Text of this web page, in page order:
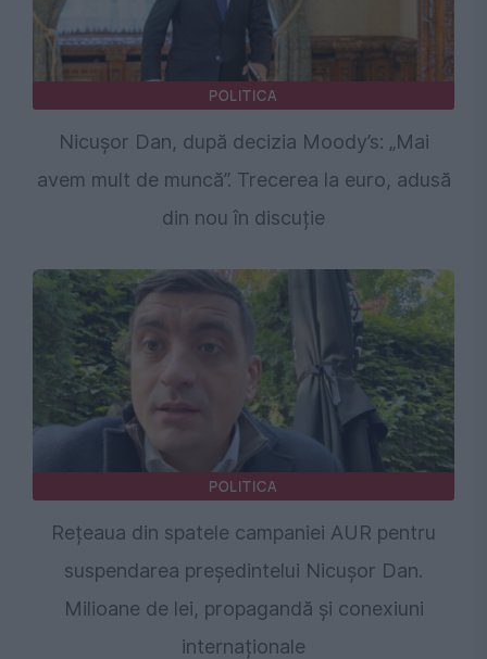
POLITICA
Nicușor Dan, după decizia Moody’s: „Mai
avem mult de muncă”. Trecerea la euro, adusă
din nou în discuție
POLITICA
Rețeaua din spatele campaniei AUR pentru
suspendarea președintelui Nicușor Dan.
Milioane de lei, propagandă și conexiuni
internaționale